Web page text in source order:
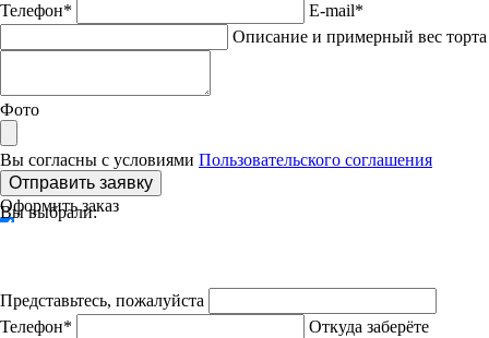
Телефон*
E-mail*
Описание и примерный вес торта
Фото
Вы согласны с условиями Пользовательского соглашения
Отправить заявку
Оформить заказ
Вы выбрали:
Представьтесь, пожалуйста
Телефон*
Откуда заберёте